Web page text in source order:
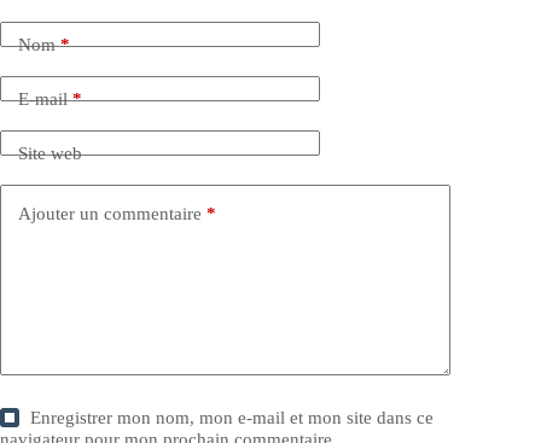
Nom*
E-mail*
Site web
Ajouter un commentaire *
Enregistrer mon nom, mon e-mail et mon site dans ce